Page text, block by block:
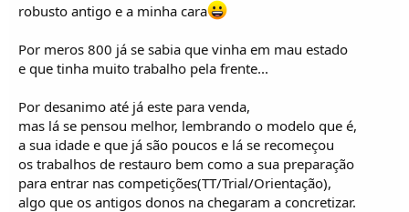
robusto antigo e a minha cara
Por meros 800 já se sabia que vinha em mau estado
e que tinha muito trabalho pela frente...
Por desanimo até já este para venda,
mas lá se pensou melhor, lembrando o modelo que é,
a sua idade e que já são poucos e lá se recomeçou
os trabalhos de restauro bem como a sua preparação
para entrar nas competições(TT/Trial/Orientação),
algo que os antigos donos na chegaram a concretizar.